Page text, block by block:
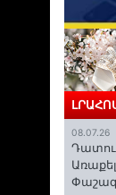
08.07.26